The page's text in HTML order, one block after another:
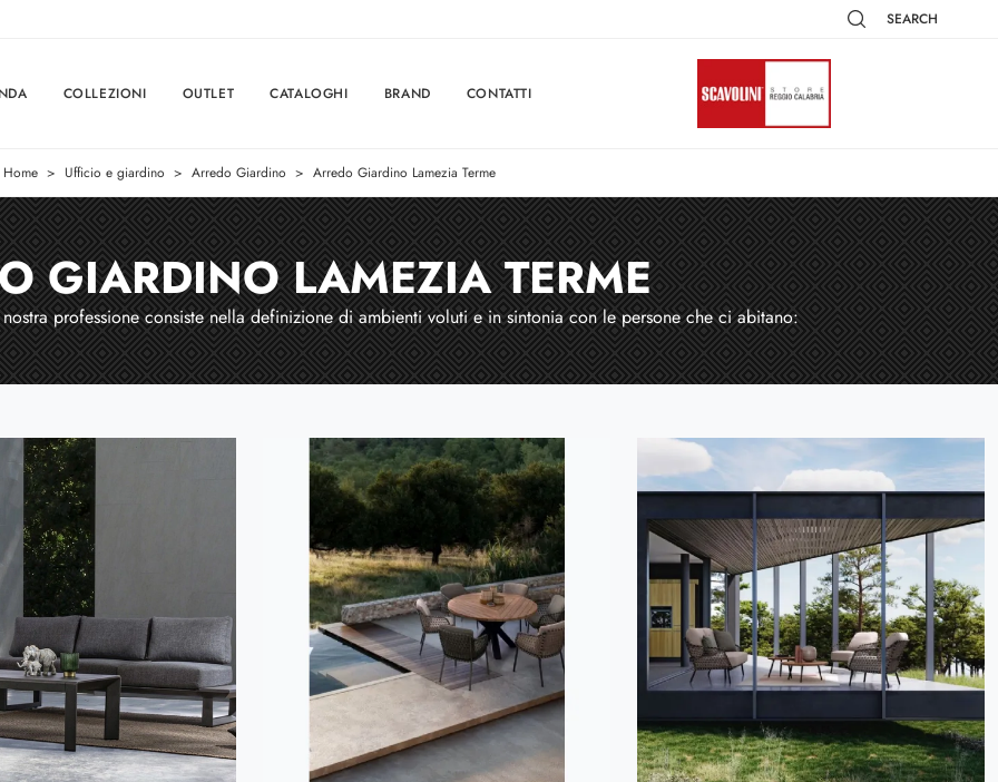
SEARCH
COLLEZIONI OUTLET CATALOGHI BRAND CONTATTI
Home > Ufficio e giardino > Arredo Giardino > Arredo Giardino Lamezia Terme
GIARDINO LAMEZIA TERME
professione consiste nella definizione di ambienti voluti e in sintonia con le persone che ci abitano: